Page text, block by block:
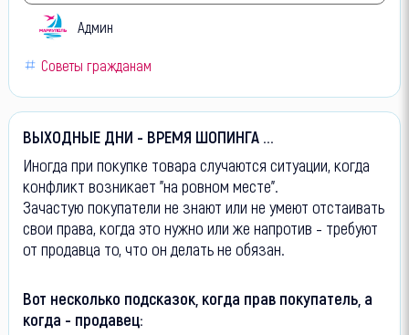
Админ
Советы гражданам
ВЫХОДНЫЕ ДНИ - ВРЕМЯ ШОПИНГА ...
Иногда при покупке товара случаются ситуации, когда
конфликт возникает "на ровном месте".
Зачастую покупатели не знают или не умеют отстаивать
свои права, когда это нужно или же напротив - требуют
от продавца то, что он делать не обязан.
Вот несколько подсказок, когда прав покупатель, а
когда - продавец: